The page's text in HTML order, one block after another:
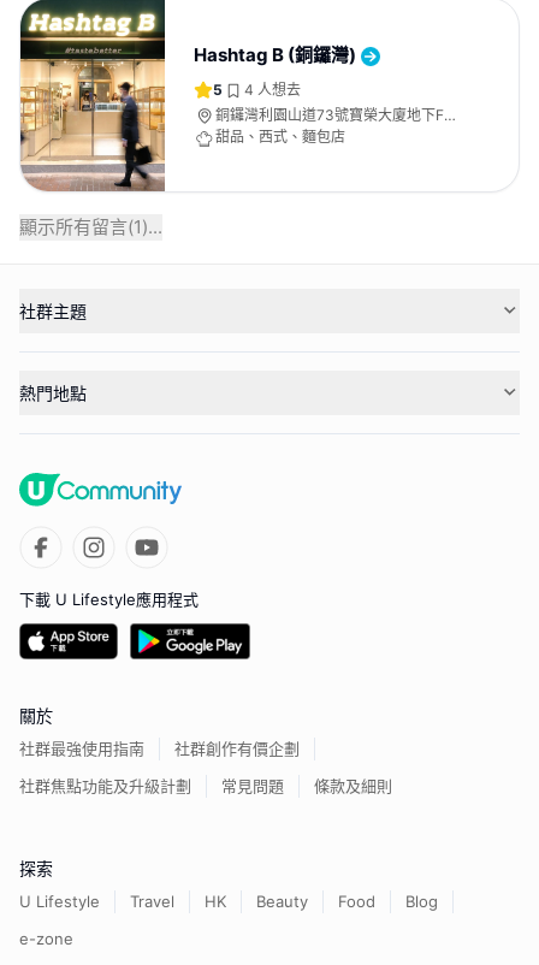
Hashtag B (銅鑼灣)
5 4 人想去
銅鑼灣利園山道73號寶榮大廈地下F號
舖
甜品、西式、麵包店
顯示所有留言(1)...
社群主題
熱門地點
下載 U Lifestyle應用程式
關於
社群最強使用指南
社群創作有價企劃
社群焦點功能及升級計劃
常見問題 條款及細則
探索
U Lifestyle Travel HK Beauty Food
Blog
e-zone